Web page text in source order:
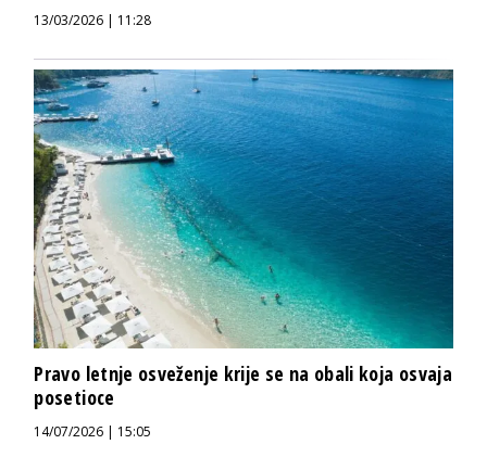
13/03/2026 | 11:28
Pravo letnje osveženje krije se na obali koja osvaja
posetioce
14/07/2026 | 15:05